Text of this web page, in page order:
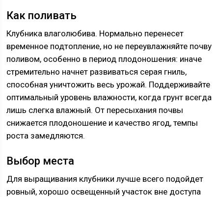
Как поливать
Клубника влаголюбива. Нормально перенесет
временное подтопление, но не переувлажняйте почву
поливом, особенно в период плодоношения: иначе
стремительно начнет развиваться серая гниль,
способная уничтожить весь урожай. Поддерживайте
оптимальный уровень влажности, когда грунт всегда
лишь слегка влажный. От пересыхания почвы
снижается плодоношение и качество ягод, темпы
роста замедляются.
Выбор места
Для выращивания клубники лучше всего подойдет
ровный, хорошо освещенный участок вне доступа